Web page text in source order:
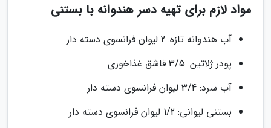
مواد لازم برای تهیه دسر هندوانه با بستنی
آب هندوانه تازه: 2 لیوان فرانسوی دسته دار
پودر ژلاتین: 3/5 قاشق غذاخوری
آب سرد: 3/4 لیوان فرانسوی دسته دار
بستنی لیوانی: 1/2 لیوان فرانسوی دسته دار